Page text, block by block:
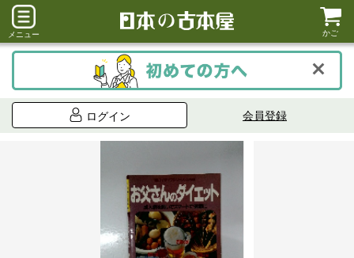
メニュー かご
ログイン 会員登録